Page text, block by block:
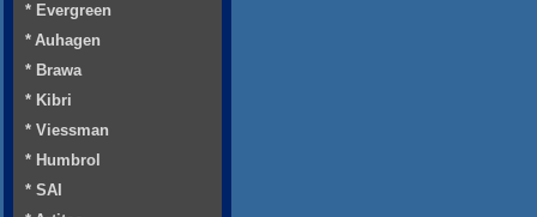
* Evergreen
* Auhagen
* Brawa
* Kibri
* Viessman
* Humbrol
* SAI